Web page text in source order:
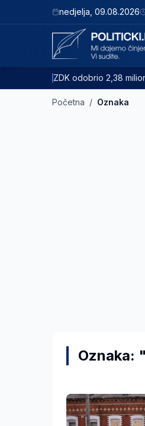
nedjelja 09.08.2026
ZDK odobrio 2,38
Početna / Oznaka
Oznaka: